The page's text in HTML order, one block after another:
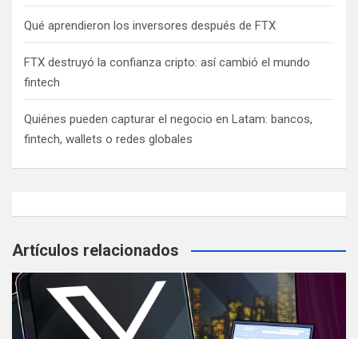
Qué aprendieron los inversores después de FTX
FTX destruyó la confianza cripto: así cambió el mundo
fintech
Quiénes pueden capturar el negocio en Latam: bancos,
fintech, wallets o redes globales
Artículos relacionados